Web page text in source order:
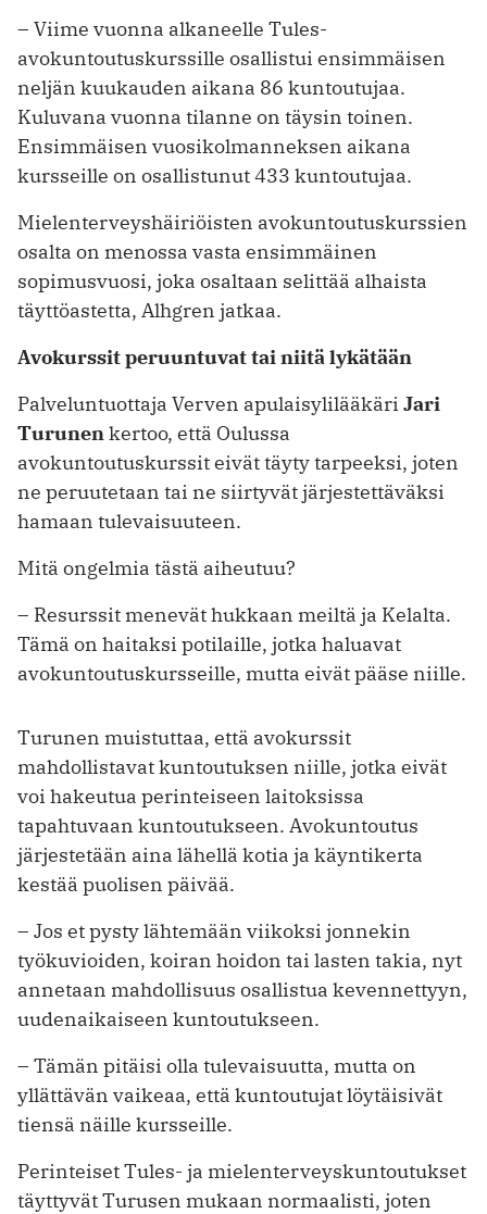
– Viime vuonna alkaneelle Tules-
avokuntoutuskurssille osallistui ensimmäisen
neljän kuukauden aikana 86 kuntoutujaa.
Kuluvana vuonna tilanne on täysin toinen.
Ensimmäisen vuosikolmanneksen aikana
kursseille on osallistunut 433 kuntoutujaa.
Mielenterveyshäiriöisten avokuntoutuskurssien
osalta on menossa vasta ­ensimmäinen
sopimusvuosi, joka osaltaan selittää alhaista
täyttöastetta, ­Alhgren jatkaa.
Avokurssit peruuntuvat tai niitä lykätään
Palveluntuottaja Verven apulaisylilääkäri Jari
Turunenkertoo, että Oulussa
avokuntoutuskurssit eivät täyty tarpeeksi, joten
ne peruutetaan tai ne siirtyvät järjestettäväksi
hamaan tulevaisuuteen.
Mitä ongelmia tästä aiheutuu?
– Resurssit menevät hukkaan meiltä ja Kelalta.
Tämä on haitaksi potilaille, jotka haluavat
avokuntoutuskursseille, mutta eivät pääse niille.
Turunen muistuttaa, että avokurssit
mahdollistavat kuntoutuksen niille, jotka eivät
voi hakeutua perinteiseen laitoksissa
tapahtuvaan kuntoutukseen. Avokuntoutus
järjestetään aina lähellä kotia ja käyntikerta
kestää puolisen päivää.
– Jos et pysty lähtemään viikoksi jonnekin
työkuvioiden, koiran hoidon tai lasten takia, nyt
annetaan mahdollisuus osallistua kevennettyyn,
uudenaikaiseen kuntoutukseen.
– Tämän pitäisi olla tulevaisuutta, mutta on
yllättävän vaikeaa, että kuntoutujat löytäisivät
tiensä näille kursseille.
Perinteiset Tules- ja mielenterveyskuntoutukset
täyttyvät Turusen mukaan normaalisti, joten